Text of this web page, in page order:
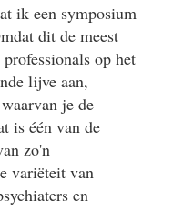
ik een symposium
dit de meest
op het
lijve aan,
je de
is één van de
zo'n
variëteit van
en